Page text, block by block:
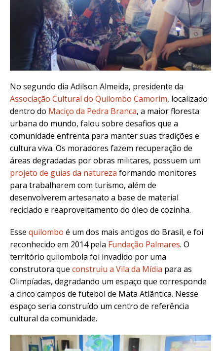
No segundo dia Adilson Almeida, presidente da
Associação Cultural do Quilombo Camorim, localizado
dentro do Maciço da Pedra Branca, a maior floresta
urbana do mundo, falou sobre desafios que a
comunidade enfrenta para manter suas tradições e
cultura viva. Os moradores fazem recuperação de
áreas degradadas por obras militares, possuem um
projeto de guias da natureza formando monitores
para trabalharem com turismo, além de
desenvolverem artesanato a base de material
reciclado e reaproveitamento do óleo de cozinha.
Esse quilombo é um dos mais antigos do Brasil, e foi
reconhecido em 2014 pela Fundação Palmares. O
território quilombola foi invadido por uma
construtora que construiu a Vila da Mídia para as
Olimpíadas, degradando um espaço que corresponde
a cinco campos de futebol de Mata Atlântica. Nesse
espaço seria construído um centro de referência
cultural da comunidade.